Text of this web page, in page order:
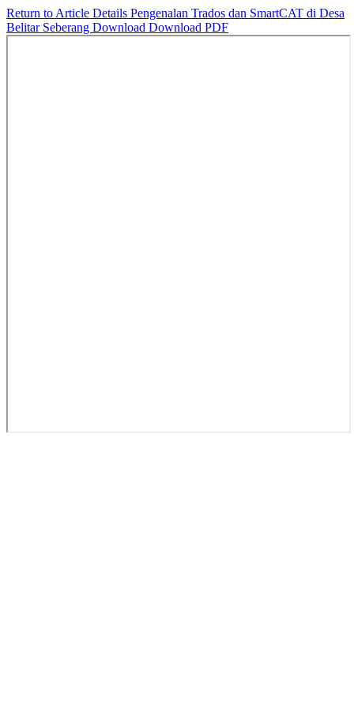
Return to Article Details Pengenalan Trados dan SmartCAT di Desa
Belitar Seberang Download Download PDF